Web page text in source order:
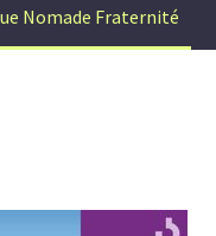
Nomade Fraternité